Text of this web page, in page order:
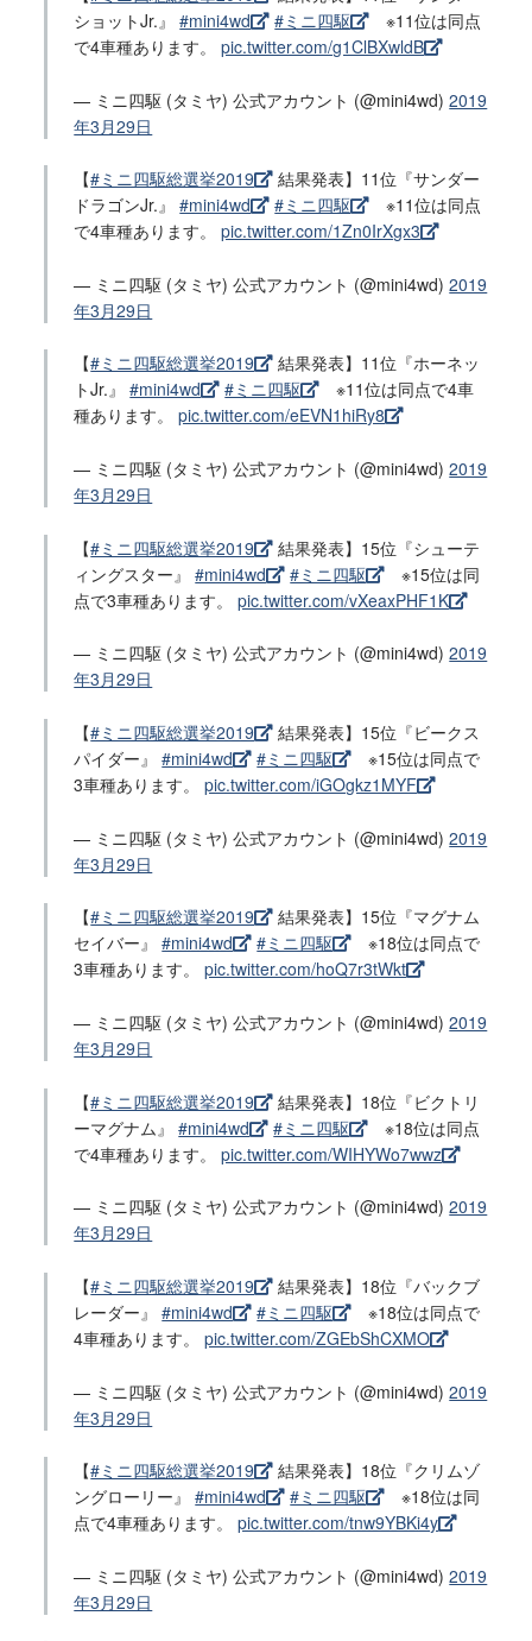
ショットJr.』#mini4wd #ミニ四駆
※11位は同点
で4車種あります。pic.twitter.com/g1ClBXwldB
— ミニ四駆 (タミヤ) 公式アカウント (@mini4wd)2019
年3月29日
【#ミニ四駆総選挙2019
結果発表】11位『サンダー
ドラゴンJr.』#mini4wd #ミニ四駆
※11位は同点
で4車種あります。pic.twitter.com/1Zn0IrXgx3
— ミニ四駆 (タミヤ) 公式アカウント (@mini4wd)2019
年3月29日
【#ミニ四駆総選挙2019
結果発表】11位『ホーネッ
トJr.』#mini4wd #ミニ四駆
※11位は同点で4車
種あります。pic.twitter.com/eEVN1hiRy8
— ミニ四駆 (タミヤ) 公式アカウント (@mini4wd)2019
年3月29日
【#ミニ四駆総選挙2019
結果発表】15位『シューテ
ィングスター』#mini4wd #ミニ四駆
※15位は同
点で3車種あります。pic.twitter.com/vXeaxPHF1K
— ミニ四駆 (タミヤ) 公式アカウント (@mini4wd)2019
年3月29日
【#ミニ四駆総選挙2019
結果発表】15位『ビークス
パイダー』#mini4wd #ミニ四駆
※15位は同点で
3車種あります。pic.twitter.com/iGOgkz1MYF
— ミニ四駆 (タミヤ) 公式アカウント (@mini4wd)2019
年3月29日
【#ミニ四駆総選挙2019
結果発表】15位『マグナム
セイバー』#mini4wd #ミニ四駆
※18位は同点で
3車種あります。pic.twitter.com/hoQ7r3tWkt
— ミニ四駆 (タミヤ) 公式アカウント (@mini4wd)2019
年3月29日
【#ミニ四駆総選挙2019
結果発表】18位『ビクトリ
ーマグナム』#mini4wd #ミニ四駆
※18位は同点
で4車種あります。pic.twitter.com/WIHYWo7wwz
— ミニ四駆 (タミヤ) 公式アカウント (@mini4wd)2019
年3月29日
【#ミニ四駆総選挙2019
結果発表】18位『バックブ
レーダー』#mini4wd #ミニ四駆
※18位は同点で
4車種あります。pic.twitter.com/ZGEbShCXMO
— ミニ四駆 (タミヤ) 公式アカウント (@mini4wd)2019
年3月29日
【#ミニ四駆総選挙2019
結果発表】18位『クリムゾ
ングローリー』#mini4wd #ミニ四駆
※18位は同
点で4車種あります。pic.twitter.com/tnw9YBKi4y
— ミニ四駆 (タミヤ) 公式アカウント (@mini4wd)2019
年3月29日